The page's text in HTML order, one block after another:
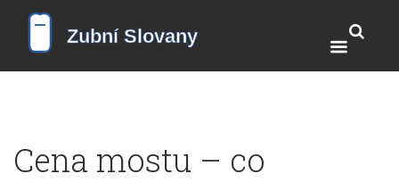
Cena mostu – co